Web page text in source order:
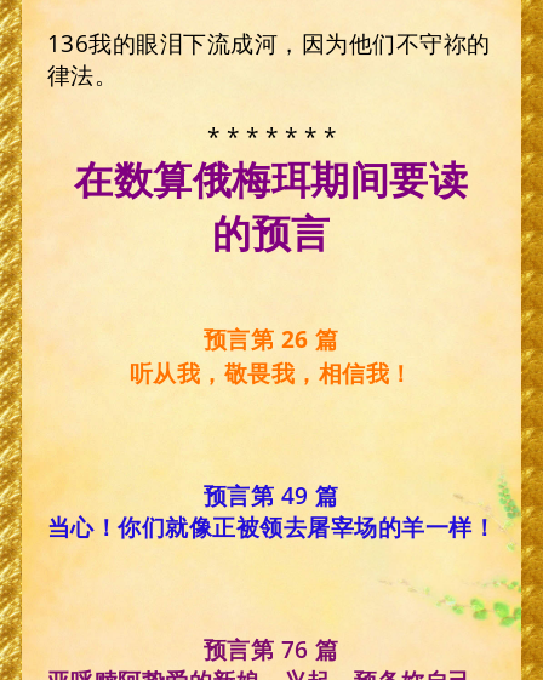
136我的眼泪下流成河，因为他们不守祢的
律法。
* * * * * * *
在数算俄梅珥期间要读
的预言
预言第 26 篇
听从我，敬畏我，相信我！
预言第 49 篇
当心！你们就像正被领去屠宰场的羊一样！
预言第 76 篇